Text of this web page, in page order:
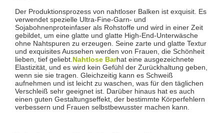
Der Produktionsprozess von nahtloser Balken ist exquisit. Es
verwendet spezielle Ultra-Fine-Garn- und
Sojabohnenproteinfaser als Rohstoffe und wird in einer Zeit
gebildet, um eine glatte und glatte High-End-Unterwäsche
ohne Nahtspuren zu erzeugen. Seine zarte und glatte Textur
und exquisites Aussehen werden von Frauen, die Schönheit
lieben, tief geliebt. Nahtlose Barhat eine ausgezeichnete
Elastizität, und es wird kein Gefühl der Zurückhaltung geben,
wenn sie sie tragen. Gleichzeitig kann es Schweiß
aufnehmen und ist leicht zu waschen, was für den täglichen
Verschleiß sehr geeignet ist. Darüber hinaus hat es auch
einen guten Gestaltungseffekt, der bestimmte Körperfehlern
verbessern und Frauen selbstbewusster machen kann.